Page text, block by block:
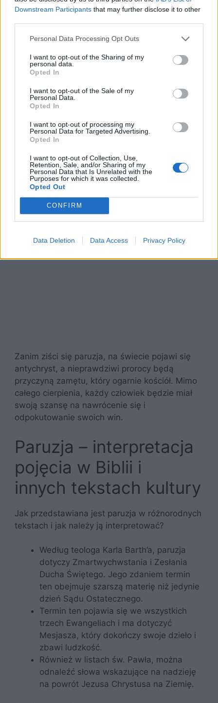
Downstream Participants that may further disclose it to other
Personal Data Processing Opt Outs
I want to opt-out of the Sharing of my
personal data.
Opted In
I want to opt-out of the Sale of my
Personal Data.
Opted In
I want to opt-out of processing my
Personal Data for Targeted Advertising.
Opted In
I want to opt-out of Collection, Use,
Retention, Sale, and/or Sharing of my
Personal Data that Is Unrelated with the
Purposes for which it was collected.
Opted Out
CONFIRM
Data Deletion Data Access Privacy Policy
Testamencie. Podczas niej, ludzkość ma
dostąpić wielkiego cierpienia, które zostanie
zesłane na ziemię niespodziewanie. A czym
Towarzyszyć mu będą różne zjawiska
kosmiczne, uzbrojone wojska, ogień i złość. Na
Zanim on nastąpi, powinni poświęcić się
szerzeniu słowa Bożego i pomaganiu bliźnim.
Zanim ziści się paruzja, na świecie pojawi się
antychryst, a nieprawdziwi prorocy będą
przyczyną zamętu, który ogarnie kościół. Mimo
całego cierpienia, każdy człowiek będzie miał
swoją szansę na nawrócenie się i
odpokutowanie swoich win.
Paruzja – interpretacja
pojęcia w Biblii i
innych tekstach kultury
Jak przedstawiana jest paruzja w różnorodnych
tekstach i jak należy ją interpretować?
Według teologa Karla Barth’a, paruzja
dotyczy Zmartwychwstania i Zesłania
Ducha Świętego. Jego zdaniem termin
ten obejmuje szarszą materię niż jedynie
dzień Sądu Ostatecznego.
Termin ten pojawia się we wszystkich
trzech Ewangeliach i ma dotyczyć
Mesjasza, który dokończy swoje dzieło i
zbawi ludzkość.
Również w listach św. Pawła, można
odnaleźć słowa wskazujące na nadzieję
na powrót Jezusa Chrystusa na Ziemię.